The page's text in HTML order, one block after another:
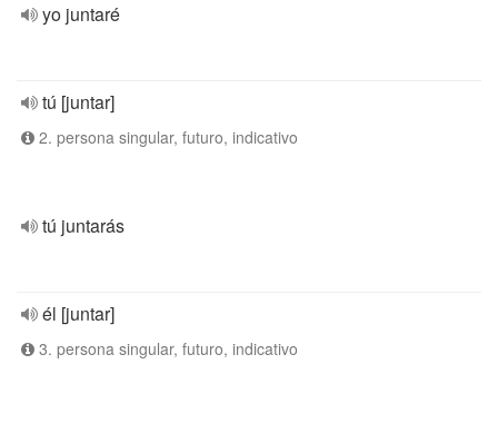
yo juntaré
tú [juntar]
2. persona singular, futuro, indicativo
tú juntarás
él [juntar]
3. persona singular, futuro, indicativo